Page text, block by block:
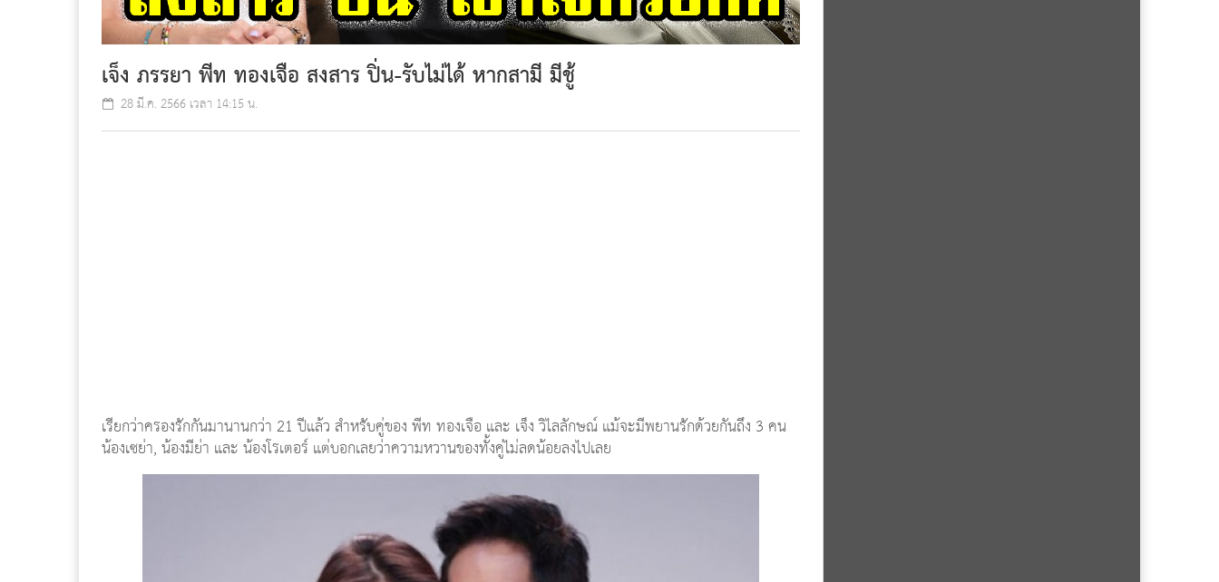
เจ็ง ภรรยา พีท ทองเจือ สงสาร ปิ่น-รับไม่ได้ หากสามี มีชู้
28 มี.ค. 2566 เวลา 14:15 น.
เรียกว่าครองรักกันมานานกว่า 21 ปีแล้ว สำหรับคู่ของ พีท ทองเจือ และ เจ็ง วิไลลักษณ์ แม้จะมีพยานรักด้วยกันถึง 3 คน
น้องเซย่า, น้องมีย่า และ น้องโรเตอร์ แต่บอกเลยว่าความหวานของทั้งคู่ไม่ลดน้อยลงไปเลย